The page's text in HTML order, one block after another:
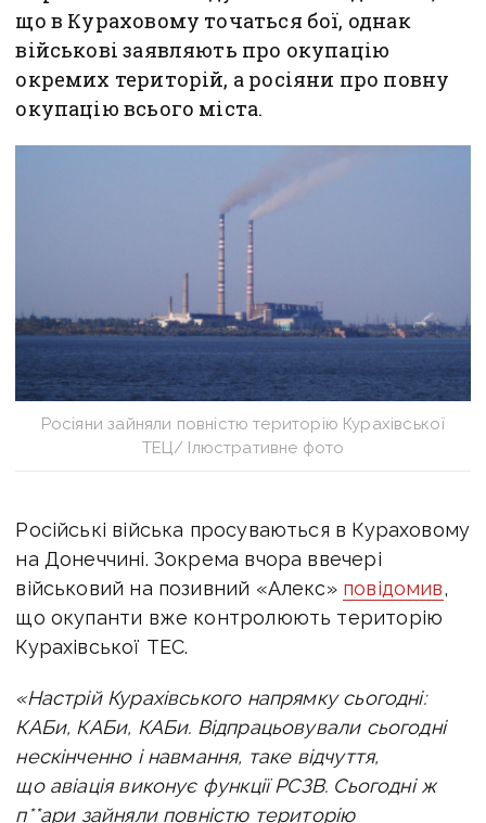
що в Кураховому точаться бої, однак
військові заявляють про окупацію
окремих територій, а росіяни про повну
окупацію всього міста.
Росіяни зайняли повністю територію Курахівської
ТЕЦ/ Ілюстративне фото
Російські війська просуваються в Кураховому
на Донеччині. Зокрема вчора ввечері
військовий на позивний «Алекс» повідомив,
що окупанти вже контролюють територію
Курахівської ТЕС.
«Настрій Курахівського напрямку сьогодні:
КАБи, КАБи, КАБи. Відпрацьовували сьогодні
нескінченно і навмання, таке відчуття,
що авіація виконує функції РСЗВ. Сьогодні ж
п**ари зайняли повністю територію